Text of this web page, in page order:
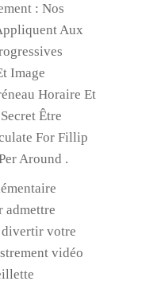
: Nos
Aux
Image
Horaire Et
Être
For Fillip
Around .
divertir votre
vidéo